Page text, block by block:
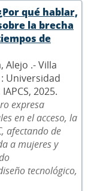
qué hablar,
la brecha
de
Alejo .- Villa
Universidad
2025.
expresa
en el acceso, la
afectando de
a mujeres y
tecnológico,